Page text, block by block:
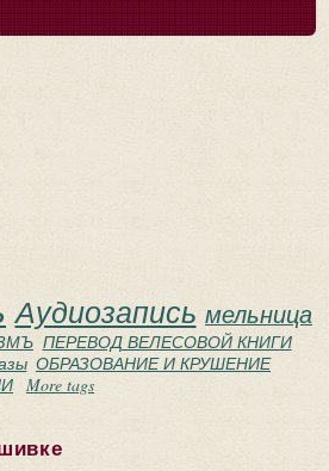
Аудиозапись мельница
ПЕРЕВОД ВЕЛЕСОВОЙ КНИГИ
ОБРАЗОВАНИЕ И КРУШЕНИЕ
More tags